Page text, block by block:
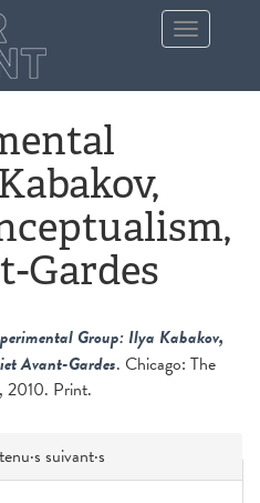
Toggle
navigation
Gardes
Group: Ilya Kabakov,
Avant-Gardes. Chicago: The
2010. Print.
suivant·s